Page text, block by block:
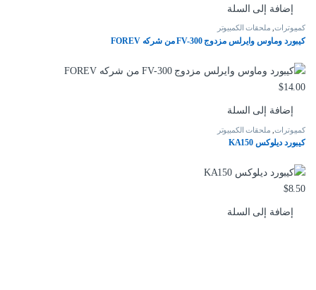
إضافة إلى السلة
كمبيوترات, ملحقات الكمبيوتر
كيبورد وماوس وايرلس مزدوج FV-300 من شركه FOREV
$14.00
إضافة إلى السلة
كمبيوترات, ملحقات الكمبيوتر
كيبورد ديلوكس KA150
$8.50
إضافة إلى السلة